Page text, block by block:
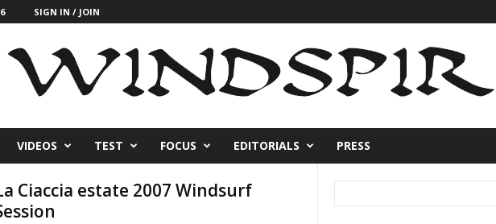
SIGN IN / JOIN
VIDEOS TEST FOCUS EDITORIALS PRESS
Ciaccia estate 2007 Windsurf